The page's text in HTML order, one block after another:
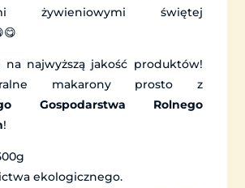
żywieniowymi świętej
na najwyższą jakość produktów!
makarony prosto z
Gospodarstwa Rolnego
!
ekologicznego.